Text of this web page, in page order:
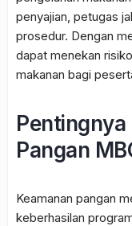
penyajian, petugas
prosedur. Dengan
dapat menekan
makanan bagi
Pentingnya
Pangan
Keamanan pangan
keberhasilan